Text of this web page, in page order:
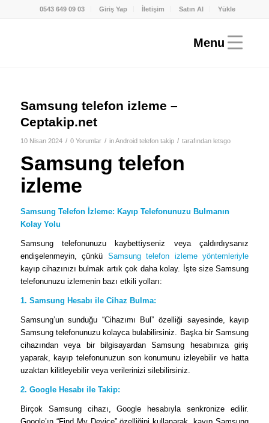
0543 649 09 03 Giriş Yap İletişim Satın Al Yükle
Samsung telefon izleme –
Ceptakip.net
10 Nisan 2024 / 0 Yorumlar / inAndroid telefon takip / tarafından letsgo
Samsung telefon
izleme
Samsung Telefon İzleme: Kayıp Telefonunuzu Bulmanın
Kolay Yolu
Samsung telefonunuzu kaybettiyseniz veya çaldırdıysanız
endişelenmeyin, çünkü Samsung telefon izleme yöntemleriyle
kayıp cihazınızı bulmak artık çok daha kolay. İşte size Samsung
telefonunuzu izlemenin bazı etkili yolları:
1. Samsung Hesabı ile Cihaz Bulma:
Samsung’un sunduğu “Cihazımı Bul” özelliği sayesinde, kayıp
Samsung telefonunuzu kolayca bulabilirsiniz. Başka bir Samsung
cihazından veya bir bilgisayardan Samsung hesabınıza giriş
yaparak, kayıp telefonunuzun son konumunu izleyebilir ve hatta
uzaktan kilitleyebilir veya verilerinizi silebilirsiniz.
2. Google Hesabı ile Takip:
Birçok Samsung cihazı, Google hesabıyla senkronize edilir.